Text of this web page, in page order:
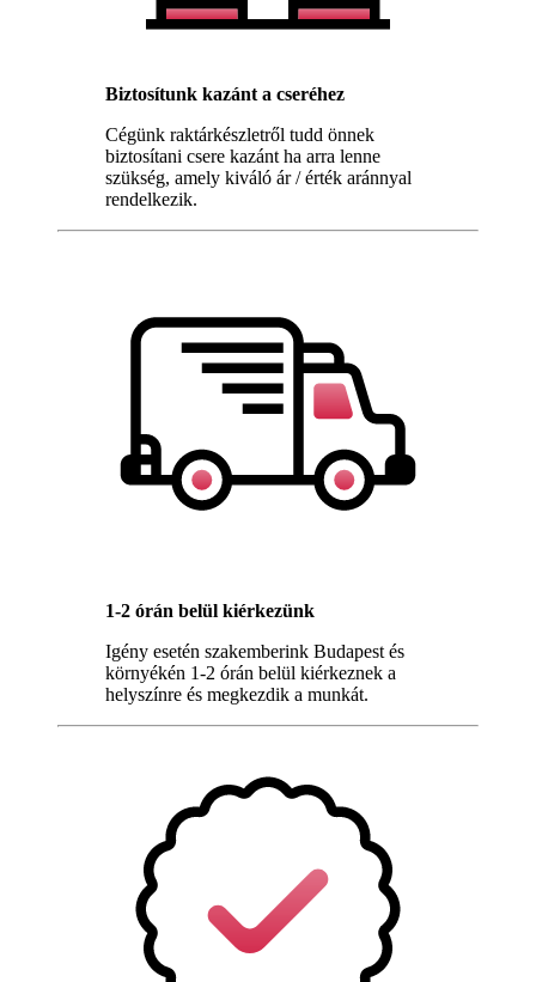
Biztosítunk kazánt a cseréhez
Cégünk raktárkészletről tudd önnek
biztosítani csere kazánt ha arra lenne
szükség, amely kiváló ár / érték aránnyal
rendelkezik.
1-2 órán belül kiérkezünk
Igény esetén szakemberink Budapest és
környékén 1-2 órán belül kiérkeznek a
helyszínre és megkezdik a munkát.